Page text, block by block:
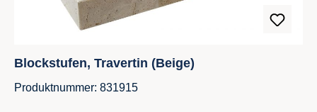
Blockstufen, Travertin (Beige)
Produktnummer: 831915